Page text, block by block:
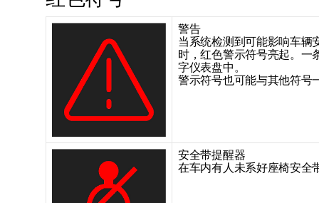
警告
当系统检测到可能影响车辆
时，红色警示符号亮起。一
字仪表盘中。
警示符号也可能与其他符号
安全带提醒器
在车内有人未系好座椅安全